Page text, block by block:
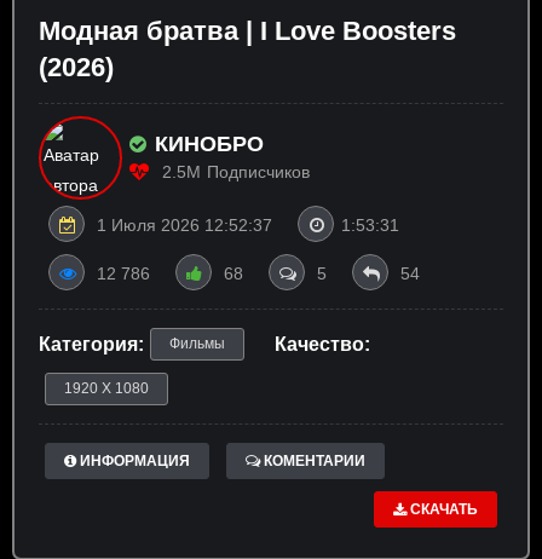
Модная братва | I Love Boosters
(2026)
КИНОБРО
2.5M Подписчиков
1 Июля 2026 12:52:37 1:53:31
12 786 68 5 54
Категория: Фильмы Качество:
1920 X 1080
ИНФОРМАЦИЯ КОМЕНТАРИИ
СКАЧАТЬ